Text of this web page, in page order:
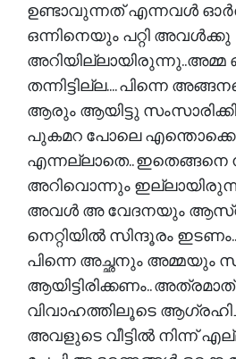
ഉണ്ടാവുന്നത് എന്നവൾ
ഒന്നിനെയും പറ്റി അവൾക്കു
തന്നിട്ടില്ല.... പിന്നെ
ആരും ആയിട്ടു
പുകമറ പോലെ
എന്നല്ലാതെ..
അറിവൊന്നും
അവൾ അ വേദനയും
നെറ്റിയിൽ സിന്ദൂരം
പിന്നെ അച്ഛനും അമ്മയും
ആയിട്ടിരിക്കണം..
വിവാഹത്തിലൂടെ
അവളുടെ വീട്ടിൽ നിന്ന്